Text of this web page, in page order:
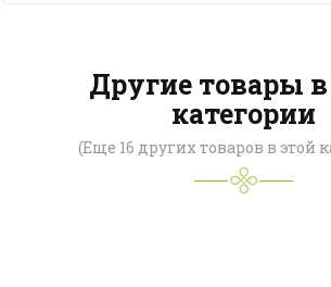
Другие товары в
категории
(Еще 16 других товаров в этой